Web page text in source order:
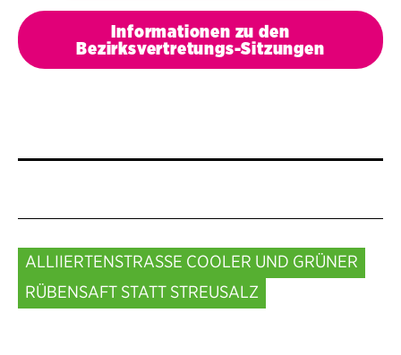
Informationen zu den
Bezirksvertretungs-Sitzungen
ALLIIERTENSTRASSE COOLER UND GRÜNER
RÜBENSAFT STATT STREUSALZ